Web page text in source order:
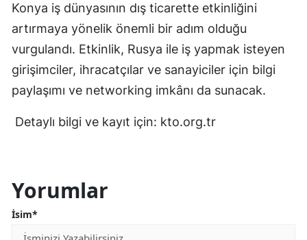
Muğla
Muş
Nevşehir
Ordu
Konya iş dünyasının dış ticarette etkinliğini
artırmaya yönelik önemli bir adım olduğu
vurgulandı. Etkinlik, Rusya ile iş yapmak isteyen
girişimciler, ihracatçılar ve sanayiciler için bilgi
paylaşımı ve networking imkânı da sunacak.
Detaylı bilgi ve kayıt için: kto.org.tr
Yorumlar
İsim*